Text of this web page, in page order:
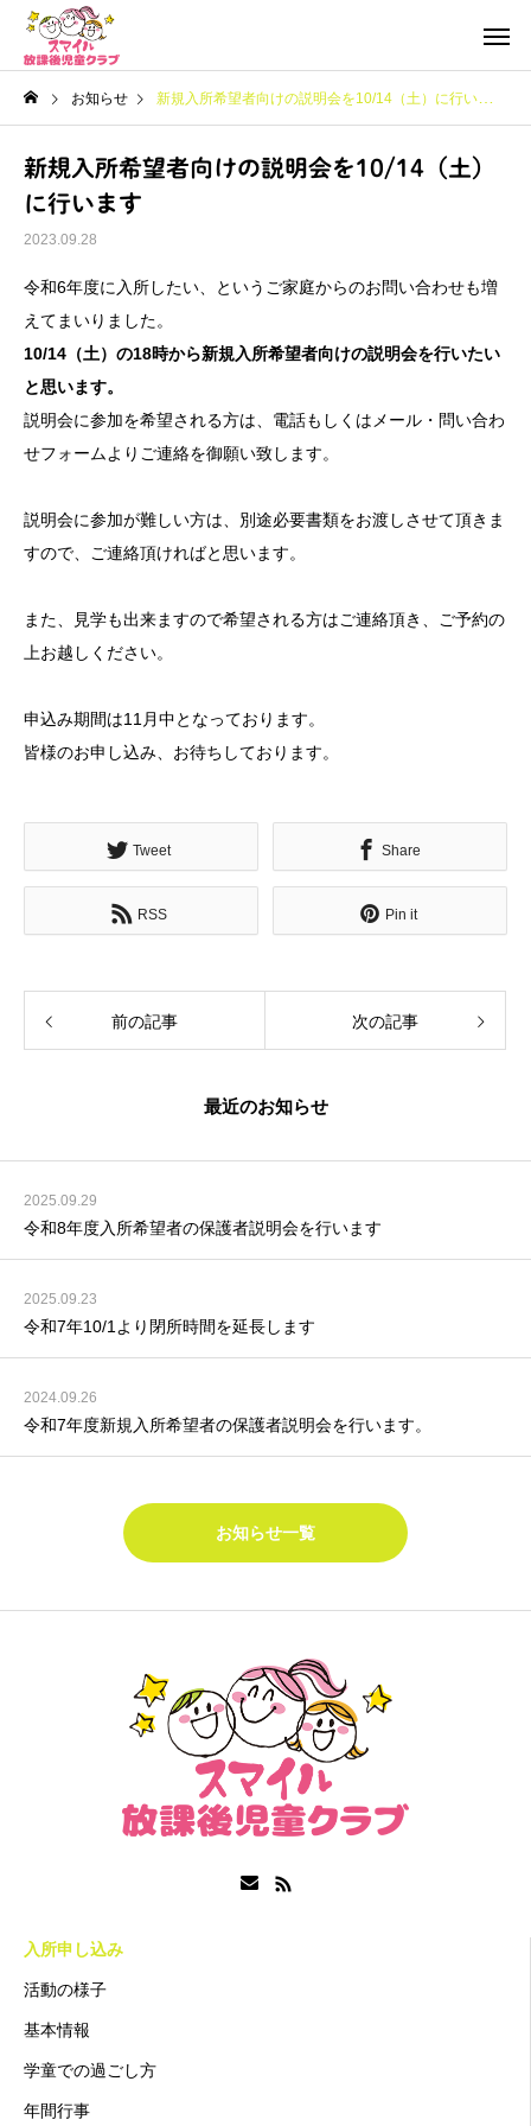
お知らせ 新規入所希望者向けの説明会を10/14（土）に行います
新規入所希望者向けの説明会を10/14（土）
に行います
2023.09.28
令和6年度に入所したい、というご家庭からのお問い合わせも増
えてまいりました。
10/14（土）の18時から新規入所希望者向けの説明会を行いたい
と思います。
説明会に参加を希望される方は、電話もしくはメール・問い合わ
せフォームよりご連絡を御願い致します。
説明会に参加が難しい方は、別途必要書類をお渡しさせて頂きま
すので、ご連絡頂ければと思います。
また、見学も出来ますので希望される方はご連絡頂き、ご予約の
上お越しください。
申込み期間は11月中となっております。
皆様のお申し込み、お待ちしております。
Tweet Share
RSS Pin it
前の記事 次の記事
最近のお知らせ
2025.09.29
令和8年度入所希望者の保護者説明会を行います
2025.09.23
令和7年10/1より閉所時間を延長します
2024.09.26
令和7年度新規入所希望者の保護者説明会を行います。
お知らせ一覧
入所申し込み
活動の様子
基本情報
学童での過ごし方
年間行事